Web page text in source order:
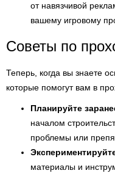
от навязчивой
вашему игровому
Советы по
Теперь, когда вы знаете
которые помогут вам в
Планируйте
началом
проблемы или
материалы и